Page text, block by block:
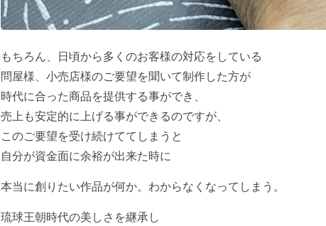
もちろん、日頃から多くのお客様の対応をしている
問屋様、小売店様のご要望を聞いて制作した方が
時代に合った商品を提供する事ができ、
売上も安定的に上げる事ができるのですが、
このご要望を受け続けててしまうと
自分が資金面に余裕が出来た時に
本当に創りたい作品が何か。わからなくなってしまう。
琉球王朝時代の美しさを継承し